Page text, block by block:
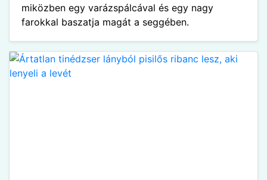
miközben egy varázspálcával és egy nagy
farokkal baszatja magát a seggében.